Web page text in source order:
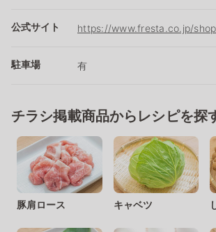
公式サイト https://www.fresta.co.jp/
駐車場 有
チラシ掲載商品からレシピを探
豚肩ロース キャベツ